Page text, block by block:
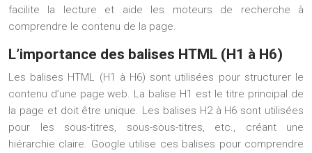
facilite la lecture et aide les moteurs de recherche à
comprendre le contenu de la page.
L’importance des balises HTML (H1 à H6)
Les balises HTML (H1 à H6) sont utilisées pour structurer le
contenu d’une page web. La balise H1 est le titre principal de
la page et doit être unique. Les balises H2 à H6 sont utilisées
pour les sous-titres, sous-sous-titres, etc., créant une
hiérarchie claire. Google utilise ces balises pour comprendre